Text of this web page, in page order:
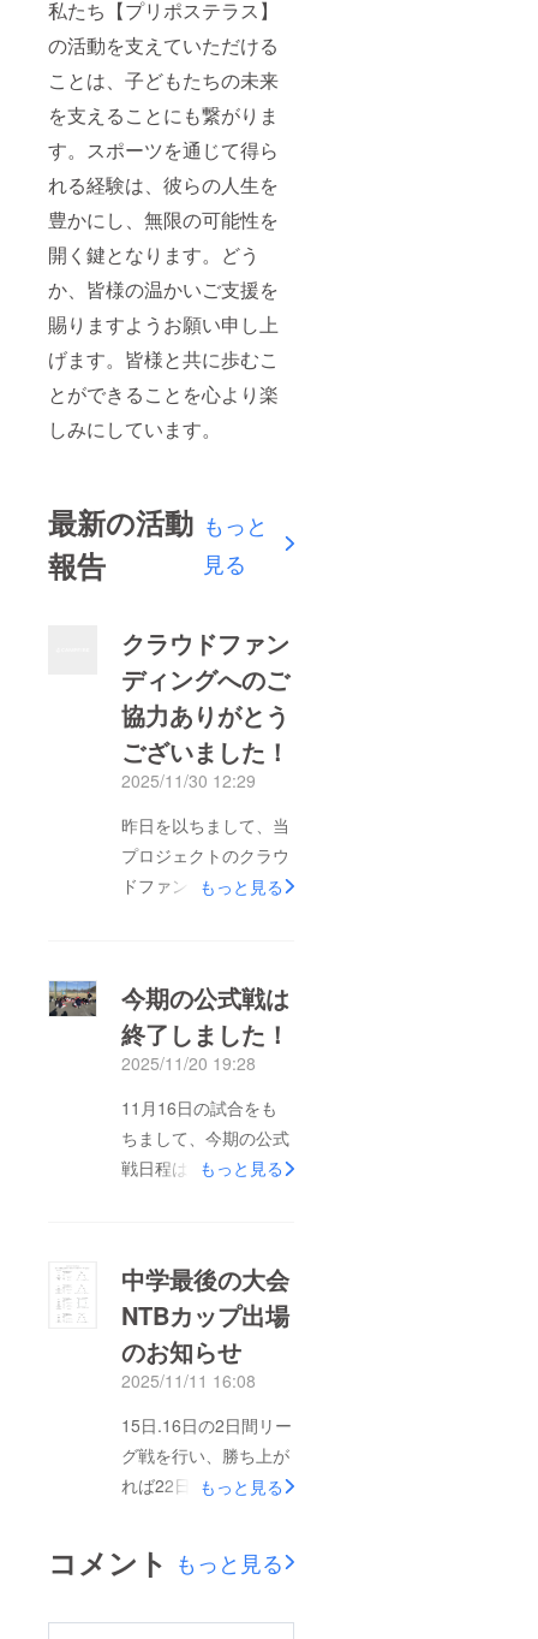
私たち【プリポステラス】
の活動を支えていただける
ことは、子どもたちの未来
を支えることにも繋がりま
す。スポーツを通じて得ら
れる経験は、彼らの人生を
豊かにし、無限の可能性を
開く鍵となります。どう
か、皆様の温かいご支援を
賜りますようお願い申し上
げます。皆様と共に歩むこ
とができることを心より楽
しみにしています。
最新の活動
報告
もっと
見る
クラウドファン
ディングへのご
協力ありがとう
ございました！
2025/11/30 12:29
昨日を以ちまして、当
プロジェクトのクラウ
ドファンディング期間
が集まりました。本当
にありがとうございま
した。全国大会にか
かった費用補填として
大切に使わせていただ
きます。皆様のご支援
もっと見る
今期の公式戦は
終了しました！
2025/11/20 19:28
11月16日の試合をも
ちまして、今期の公式
戦日程はすべて終了と
で今期すべての活動が
終了となります。ここ
までご支援をいただい
た皆様方に心より感謝
ありがとうございまし
た。クラウドファン
ディングもあと9日で
お願いします。
もっと見る
中学最後の大会
NTBカップ出場
のお知らせ
2025/11/11 16:08
15日.16日の2日間リー
グ戦を行い、勝ち上が
れば22日.23日の決勝
ることができます。中
学最後、そしてプリポ
もっと見る
コメント もっと見る